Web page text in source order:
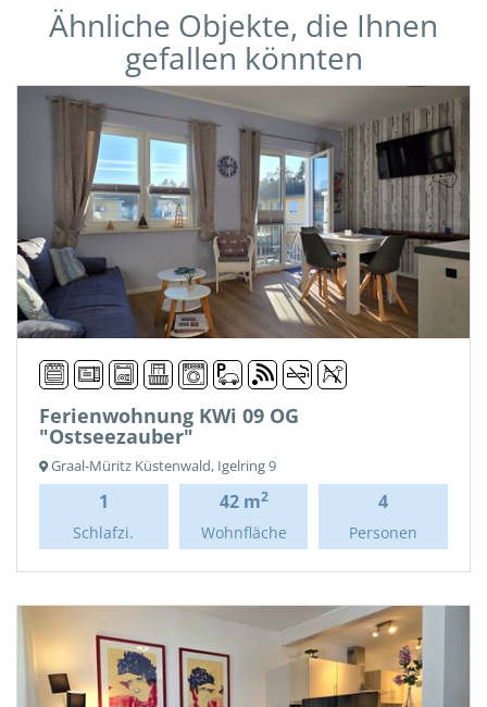
Ähnliche Objekte, die Ihnen
gefallen könnten
Ferienwohnung KWi 09 OG
"Ostseezauber"
Graal-Müritz Küstenwald, Igelring 9
1
Schlafzi.
42 m2
Wohnfläche
4
Personen